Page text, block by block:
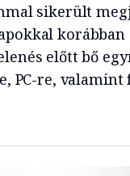
sikerült
korábban
előtt bő
PC-re,